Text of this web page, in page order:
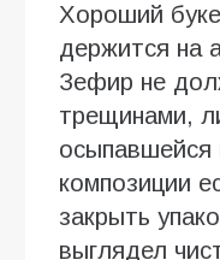
Хороший
держится на
Зефир не
трещинами,
осыпавшейся
композиции
закрыть
выглядел